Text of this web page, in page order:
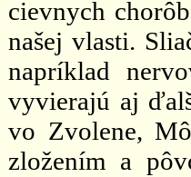
cievnych
našej vlasti.
napríklad
vyvierajú aj
vo Zvolene,
zložením a